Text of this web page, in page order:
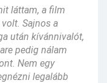
láttam, a film
Sajnos a
után kívánnivalót,
pedig nálam
Nem egy
legalább